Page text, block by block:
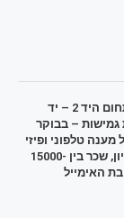
דרושים דרושות לעבודה בשירות לקוחות קל ונוח, בתחום היד 2 – יד
גמישות – בבוקר
טלפוני ופיזי
ללקוחות המעוניינים לקחת מוצרי יד 2, לא נדרש ניסיון, שכר בין 15000-
האימייל